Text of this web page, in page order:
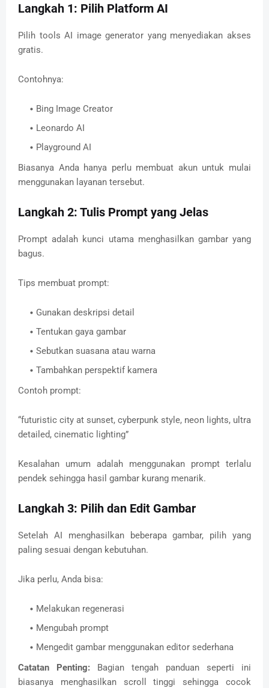
Langkah 1: Pilih Platform AI
Pilih tools AI image generator yang menyediakan akses
gratis.
Contohnya:
Bing Image Creator
Leonardo AI
Playground AI
Biasanya Anda hanya perlu membuat akun untuk mulai
menggunakan layanan tersebut.
Langkah 2: Tulis Prompt yang Jelas
Prompt adalah kunci utama menghasilkan gambar yang
bagus.
Tips membuat prompt:
Gunakan deskripsi detail
Tentukan gaya gambar
Sebutkan suasana atau warna
Tambahkan perspektif kamera
Contoh prompt:
“futuristic city at sunset, cyberpunk style, neon lights, ultra
detailed, cinematic lighting”
Kesalahan umum adalah menggunakan prompt terlalu
pendek sehingga hasil gambar kurang menarik.
Langkah 3: Pilih dan Edit Gambar
Setelah AI menghasilkan beberapa gambar, pilih yang
paling sesuai dengan kebutuhan.
Jika perlu, Anda bisa:
Melakukan regenerasi
Mengubah prompt
Mengedit gambar menggunakan editor sederhana
Catatan Penting: Bagian tengah panduan seperti ini
biasanya menghasilkan scroll tinggi sehingga cocok